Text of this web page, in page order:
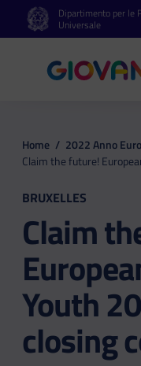
Vai al contenuto
Vai al footerDipartimento per le
Universale
Home / 2022 Anno
Claim the future!
BRUXELLES
Claim
Youth
closing